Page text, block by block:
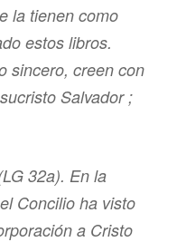
la tienen como
estos libros.
sincero, creen con
Salvador ;
32a). En la
Concilio ha visto
a Cristo